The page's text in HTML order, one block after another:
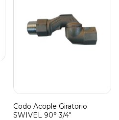
Codo Acople Giratorio
SWIVEL 90° 3/4"